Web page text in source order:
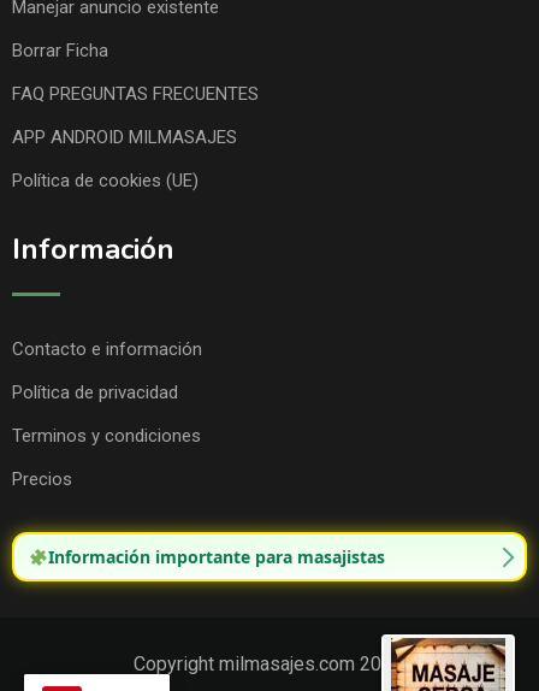
Manejar anuncio existente
Borrar Ficha
FAQ PREGUNTAS FRECUENTES
APP ANDROID MILMASAJES
Política de cookies (UE)
Información
Contacto e información
Política de privacidad
Terminos y condiciones
Precios
Información importante para masajistas
Copyright milmasajes.com 2025.